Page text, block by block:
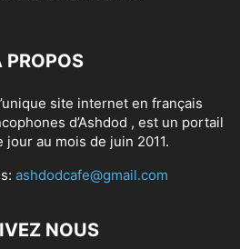
PROPOS
site internet en français
d’Ashdod , est un portail
jour au mois de juin 2011.
ashdodcafe@gmail.com
NOUS